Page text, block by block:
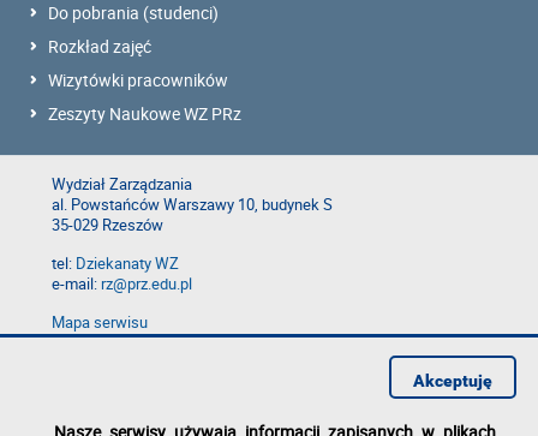
Do pobrania (studenci)
Rozkład zajęć
Wizytówki pracowników
Zeszyty Naukowe WZ PRz
Wydział Zarządzania
al. Powstańców Warszawy 10, budynek S
35-029 Rzeszów
tel: Dziekanaty WZ
e-mail:rz@prz.edu.pl
Mapa serwisu
Deklaracja dostępności
Akceptuję